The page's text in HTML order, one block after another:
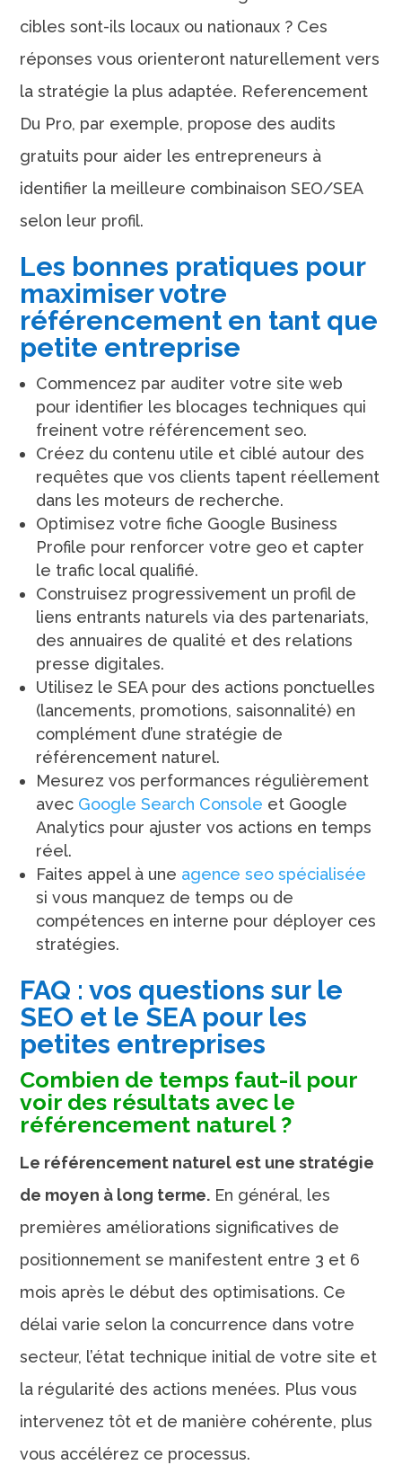
cibles sont-ils locaux ou nationaux ? Ces
réponses vous orienteront naturellement vers
la stratégie la plus adaptée. Referencement
Du Pro, par exemple, propose des audits
gratuits pour aider les entrepreneurs à
identifier la meilleure combinaison SEO/SEA
selon leur profil.
Les bonnes pratiques pour
maximiser votre
référencement en tant que
petite entreprise
Commencez par auditer votre site web
pour identifier les blocages techniques qui
freinent votre référencement seo.
Créez du contenu utile et ciblé autour des
requêtes que vos clients tapent réellement
dans les moteurs de recherche.
Optimisez votre fiche Google Business
Profile pour renforcer votre geo et capter
le trafic local qualifié.
Construisez progressivement un profil de
liens entrants naturels via des partenariats,
des annuaires de qualité et des relations
presse digitales.
Utilisez le SEA pour des actions ponctuelles
(lancements, promotions, saisonnalité) en
complément d’une stratégie de
référencement naturel.
Mesurez vos performances régulièrement
avec Google Search Console et Google
Analytics pour ajuster vos actions en temps
réel.
Faites appel à une agence seo spécialisée
si vous manquez de temps ou de
compétences en interne pour déployer ces
stratégies.
FAQ : vos questions sur le
SEO et le SEA pour les
petites entreprises
Combien de temps faut-il pour
voir des résultats avec le
référencement naturel ?
Le référencement naturel est une stratégie
de moyen à long terme. En général, les
premières améliorations significatives de
positionnement se manifestent entre 3 et 6
mois après le début des optimisations. Ce
délai varie selon la concurrence dans votre
secteur, l’état technique initial de votre site et
la régularité des actions menées. Plus vous
intervenez tôt et de manière cohérente, plus
vous accélérez ce processus.